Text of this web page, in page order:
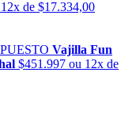
de $17.334,00
Vajilla Fun
$451.997 ou 12x de